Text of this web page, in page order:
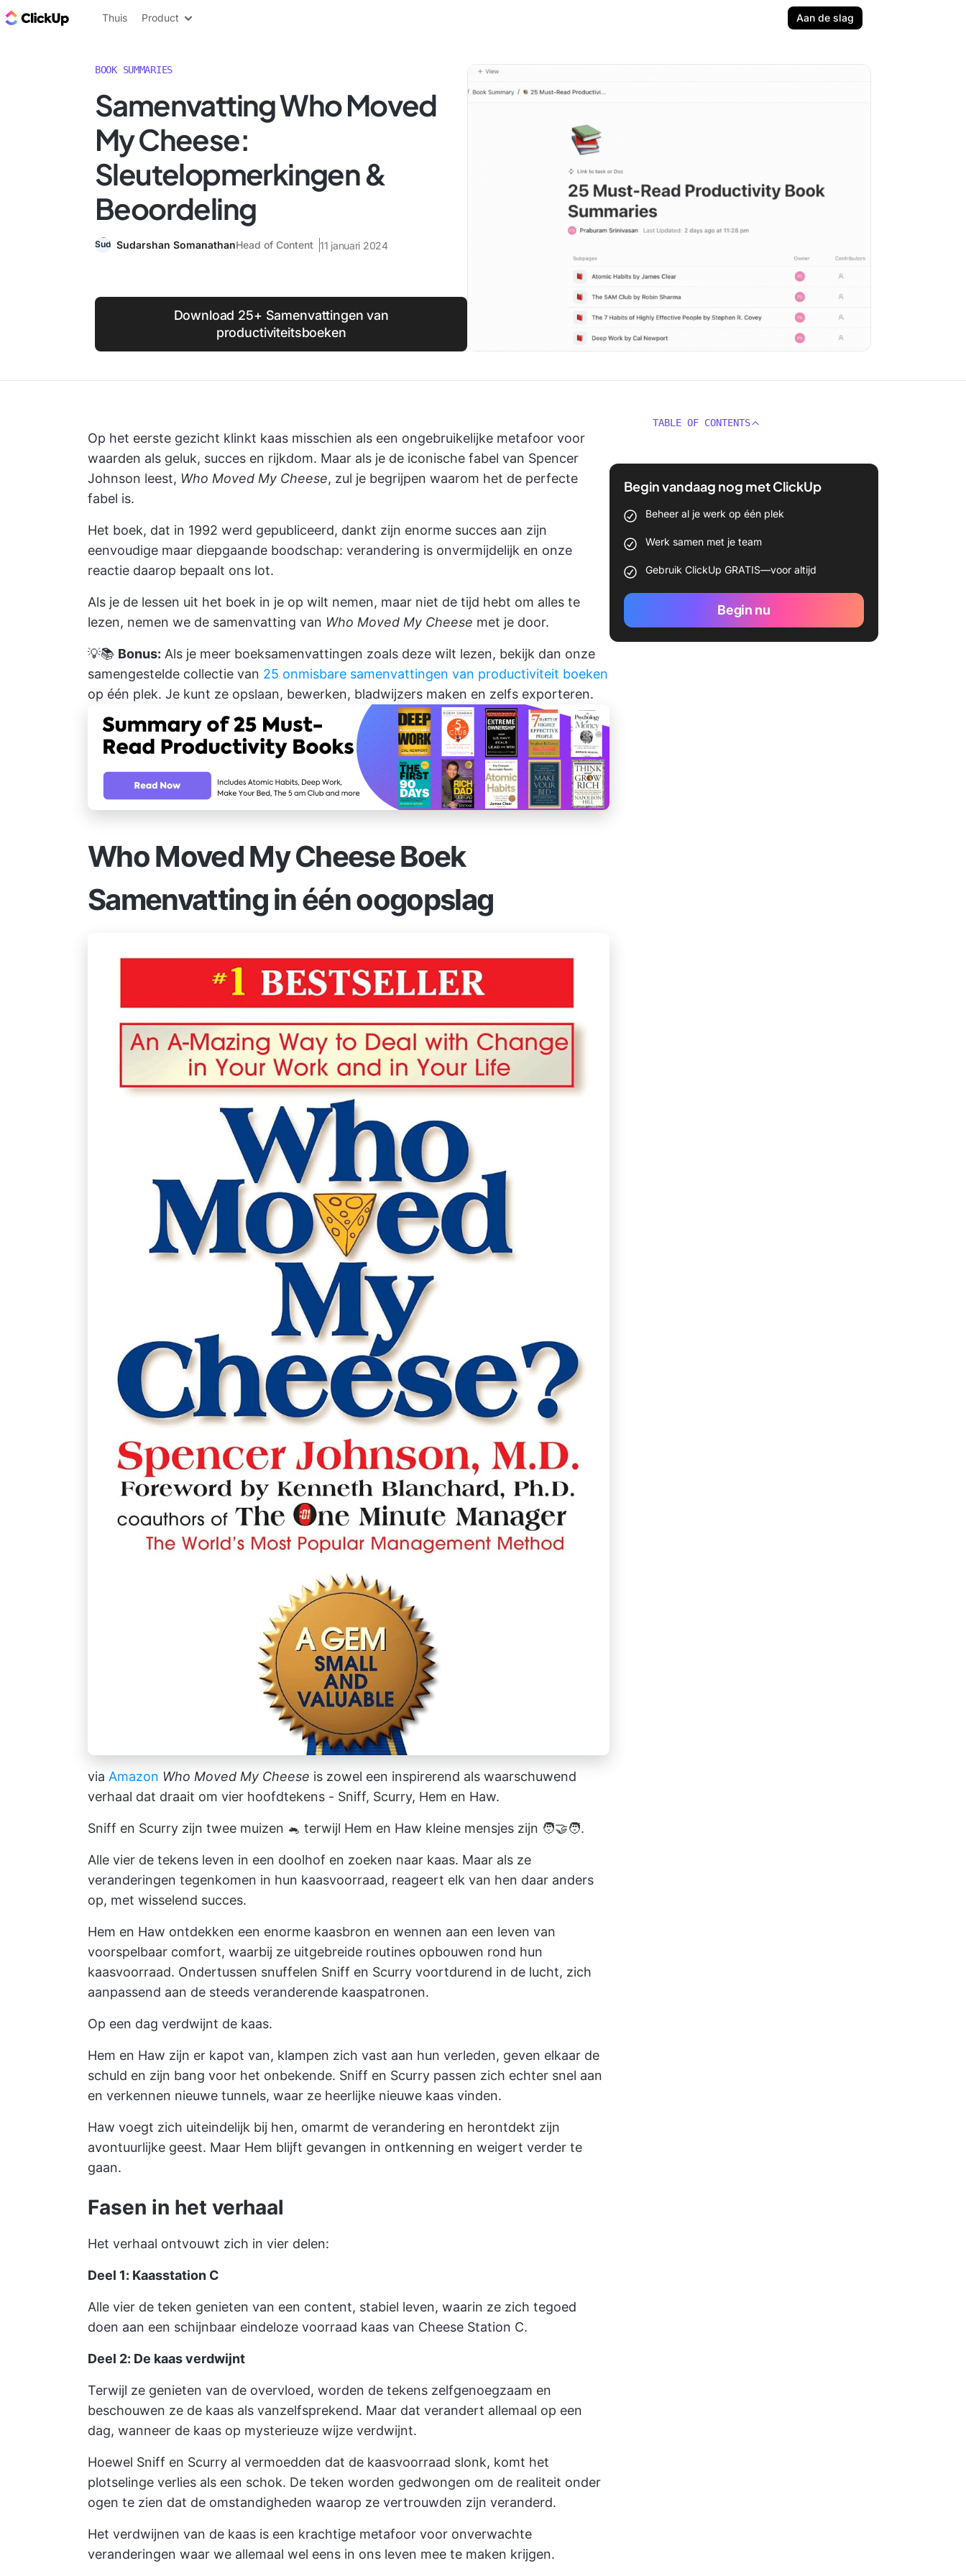
ClickUp Blog
Thuis Product Aan de slag
BOOK SUMMARIES
Samenvatting Who Moved
My Cheese:
Sleutelopmerkingen &
Beoordeling
Sudarshan SomanathanHead of Content 11 januari 2024
Download 25+ Samenvattingen van
productiviteitsboeken
Op het eerste gezicht klinkt kaas misschien als een ongebruikelijke metafoor voor
waarden als geluk, succes en rijkdom. Maar als je de iconische fabel van Spencer
Johnson leest, Who Moved My Cheese, zul je begrijpen waarom het de perfecte
fabel is.
Het boek, dat in 1992 werd gepubliceerd, dankt zijn enorme succes aan zijn
eenvoudige maar diepgaande boodschap: verandering is onvermijdelijk en onze
reactie daarop bepaalt ons lot.
Als je de lessen uit het boek in je op wilt nemen, maar niet de tijd hebt om alles te
lezen, nemen we de samenvatting van Who Moved My Cheese met je door.
💡📚 Bonus: Als je meer boeksamenvattingen zoals deze wilt lezen, bekijk dan onze
samengestelde collectie van 25 onmisbare samenvattingen van productiviteit boeken
op één plek. Je kunt ze opslaan, bewerken, bladwijzers maken en zelfs exporteren.
Who Moved My Cheese Boek
Samenvatting in één oogopslag
via Amazon Who Moved My Cheese is zowel een inspirerend als waarschuwend
verhaal dat draait om vier hoofdtekens - Sniff, Scurry, Hem en Haw.
Sniff en Scurry zijn twee muizen 🐁 terwijl Hem en Haw kleine mensjes zijn 🧑‍🤝‍🧑.
Alle vier de tekens leven in een doolhof en zoeken naar kaas. Maar als ze
veranderingen tegenkomen in hun kaasvoorraad, reageert elk van hen daar anders
op, met wisselend succes.
Hem en Haw ontdekken een enorme kaasbron en wennen aan een leven van
voorspelbaar comfort, waarbij ze uitgebreide routines opbouwen rond hun
kaasvoorraad. Ondertussen snuffelen Sniff en Scurry voortdurend in de lucht, zich
aanpassend aan de steeds veranderende kaaspatronen.
Op een dag verdwijnt de kaas.
Hem en Haw zijn er kapot van, klampen zich vast aan hun verleden, geven elkaar de
schuld en zijn bang voor het onbekende. Sniff en Scurry passen zich echter snel aan
en verkennen nieuwe tunnels, waar ze heerlijke nieuwe kaas vinden.
Haw voegt zich uiteindelijk bij hen, omarmt de verandering en herontdekt zijn
avontuurlijke geest. Maar Hem blijft gevangen in ontkenning en weigert verder te
gaan.
Fasen in het verhaal
Het verhaal ontvouwt zich in vier delen:
Deel 1: Kaasstation C
Alle vier de teken genieten van een content, stabiel leven, waarin ze zich tegoed
doen aan een schijnbaar eindeloze voorraad kaas van Cheese Station C.
Deel 2: De kaas verdwijnt
Terwijl ze genieten van de overvloed, worden de tekens zelfgenoegzaam en
beschouwen ze de kaas als vanzelfsprekend. Maar dat verandert allemaal op een
dag, wanneer de kaas op mysterieuze wijze verdwijnt.
Hoewel Sniff en Scurry al vermoedden dat de kaasvoorraad slonk, komt het
plotselinge verlies als een schok. De teken worden gedwongen om de realiteit onder
ogen te zien dat de omstandigheden waarop ze vertrouwden zijn veranderd.
Het verdwijnen van de kaas is een krachtige metafoor voor onverwachte
veranderingen waar we allemaal wel eens in ons leven mee te maken krijgen.
TABLE OF CONTENTS
Begin vandaag nog met ClickUp
Beheer al je werk op één plek
Werk samen met je team
Gebruik ClickUp GRATIS—voor altijd
Begin nu